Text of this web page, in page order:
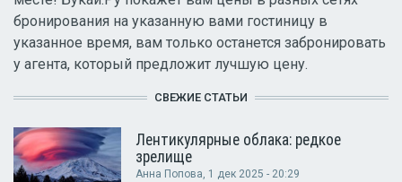
бронирования на указанную вами гостиницу в
указанное время, вам только останется забронировать
у агента, который предложит лучшую цену.
СВЕЖИЕ СТАТЬИ
Лентикулярные облака: редкое
зрелище
Анна Попова, 1 дек 2025 - 20:29